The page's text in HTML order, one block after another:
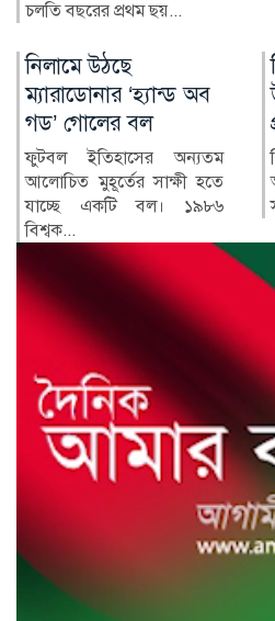
গ্রিনল্যান্ডের আপত্তি
উপেক্ষা করে কূপ খননের
প্রস্তুতি ওয়াশিংটনের
গ্রিনল্যান্ডের স্থানীয় কর্তৃপক্ষের
আপত্তি ও অনুমোদন না থাকা
সত্ত্বেও দেশটির প...